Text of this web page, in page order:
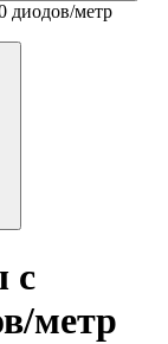
диодов/метр
с
метр